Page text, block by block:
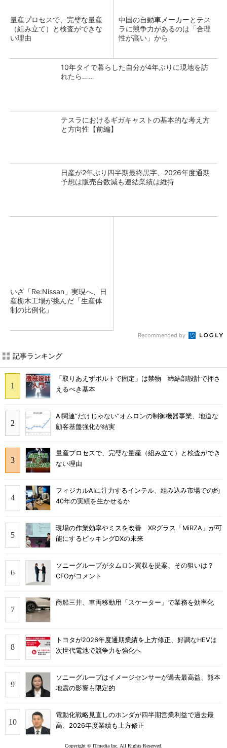
量産プロセスで、完璧な量産
（組み立て）と検査ができな
い理由
中国の自動車メーカーとテス
ラに競争力があるのは「合理
性が高い」から
10年タイで暮らした自分が4年ぶりに現地を訪
れたら……
テスラにおけるギガキャストの基本的な考え方
と方向性【前編】
日産が2年ぶり四半期最終黒字、2026年度通期
予想は販売台数減も連結業績は維持
いざ「Re:Nissan」実現へ、日
産栃木工場が挑んだ「生産体
制の比例化」
Recommended by
記事ランキング
「取りあえずボルトで固定」は禁物 締結部設計で押さ
えるべき基本
AI関連“だけじゃない”オムロンの制御機器事業、地道な
顧客基盤強化が結実
量産プロセスで、完璧な量産（組み立て）と検査ができ
ない理由
フィジカルAIに注力するインテル、組み込み市場での約
40年の実績を生かせるか
現場の作業効率やミスを改善 XRグラス「MiRZA」が可
能にするピッキングDXの未来
ソニーグループがタムロン買収を提案、その狙いは？
CFOがコメント
商船三井、車両移動用「スケーター」で業務を効率化
トヨタが2026年度通期業績を上方修正、好調なHEVは
次世代電池で競争力を強化へ
ソニーグループはイメージセンサーが過去最高益、熊本
地震の影響も限定的
電動化戦略見直しのホンダが四半期営業利益で過去最
高、2026年度業績も上方修正
Copyright © ITmedia Inc. All Rights Reserved.